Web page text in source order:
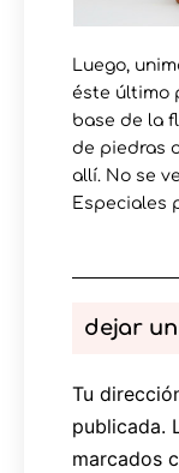
Luego,
éste último
base de la
de piedras
allí. No se
Especiales
dejar
Tu
publicada.
marcados